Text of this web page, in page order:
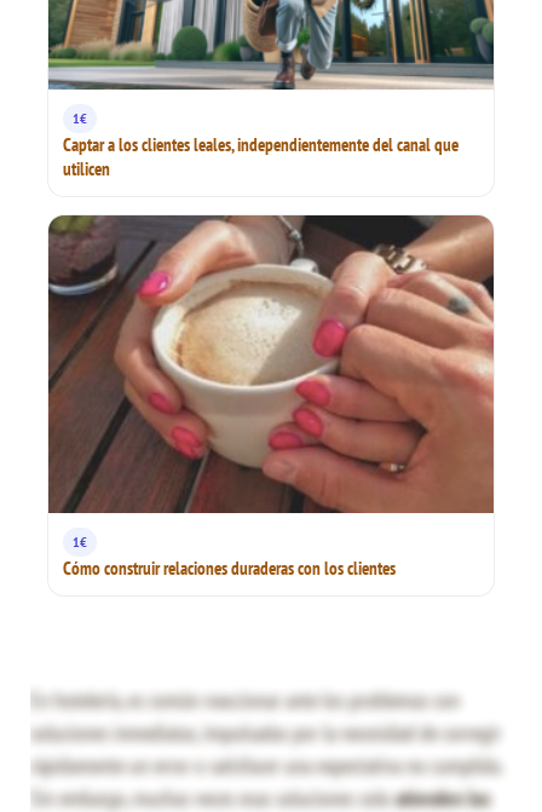
1€
Captar a los clientes leales, independientemente del canal que
utilicen
1€
Cómo construir relaciones duraderas con los clientes
En hotelería, es común reaccionar ante los problemas con
soluciones inmediatas, impulsadas por la necesidad de corregir
rápidamente un error o satisfacer una expectativa no cumplida.
Sin embargo, muchas veces esas soluciones soloatienden los